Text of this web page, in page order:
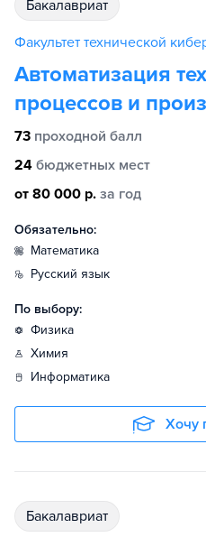
бакалавриат
Факультет технической
Автоматизация
процессов и
73 проходной балл
24 бюджетных мест
от 80 000 р. за год
Обязательно:
математика
русский язык
По выбору:
физика
химия
информатика
Хочу
бакалавриат